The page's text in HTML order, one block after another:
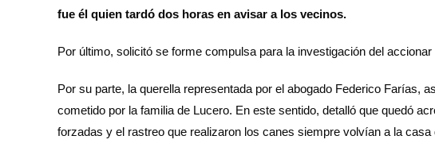
fue él quien tardó dos horas en avisar a los vecinos.
Por último, solicitó se forme compulsa para la investigación del accionar
Por su parte, la querella representada por el abogado Federico Farías,
cometido por la familia de Lucero. En este sentido, detalló que quedó
forzadas y el rastreo que realizaron los canes siempre volvían a la casa